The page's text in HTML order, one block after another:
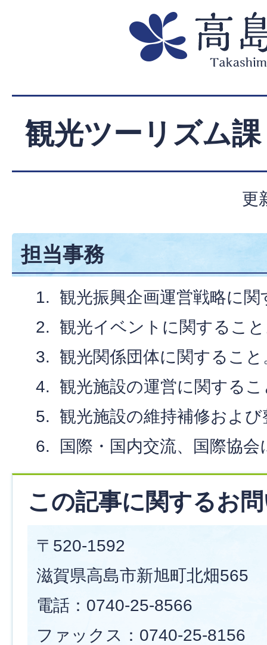
観光ツーリズム
更
担当事務
観光振興企画運営戦略に
観光イベントに関するこ
観光関係団体に関すること
観光施設の運営に関するこ
観光施設の維持補修およ
国際・国内交流、国際協
この記事に関するお
〒520-1592
滋賀県高島市新旭町北畑565
電話：0740-25-8566
ファックス：0740-25-8156